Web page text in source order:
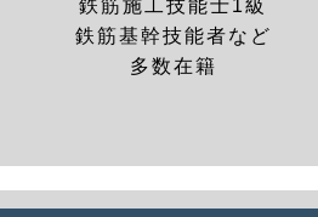
鉄筋施工技能士1級
鉄筋基幹技能者など
多数在籍